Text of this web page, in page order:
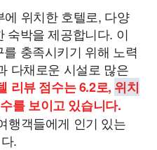
위치한 호텔로, 다양
숙박을 제공합니다. 이
충족시키기 위해 노력
다채로운 시설로 많은
리뷰 점수는 6.2로, 위치
를 보이고 있습니다.
행객들에게 인기 있는
.